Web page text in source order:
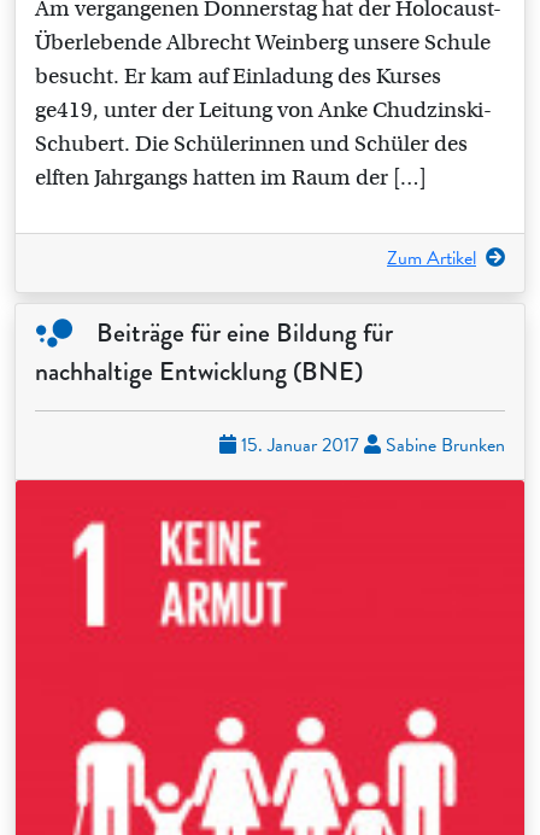
Am vergangenen Donnerstag hat der Holocaust-
Überlebende Albrecht Weinberg unsere Schule
besucht. Er kam auf Einladung des Kurses
ge419, unter der Leitung von Anke Chudzinski-
Schubert. Die Schülerinnen und Schüler des
elften Jahrgangs hatten im Raum der […]
Zum Artikel
Beiträge für eine Bildung für
nachhaltige Entwicklung (BNE)
15. Januar 2017 Sabine Brunken